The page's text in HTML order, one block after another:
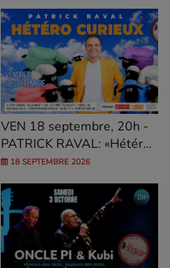
VEN 18 septembre, 20h -
PATRICK RAVAL: «Hétéro
curieux»
18 SEPTEMBRE 2026